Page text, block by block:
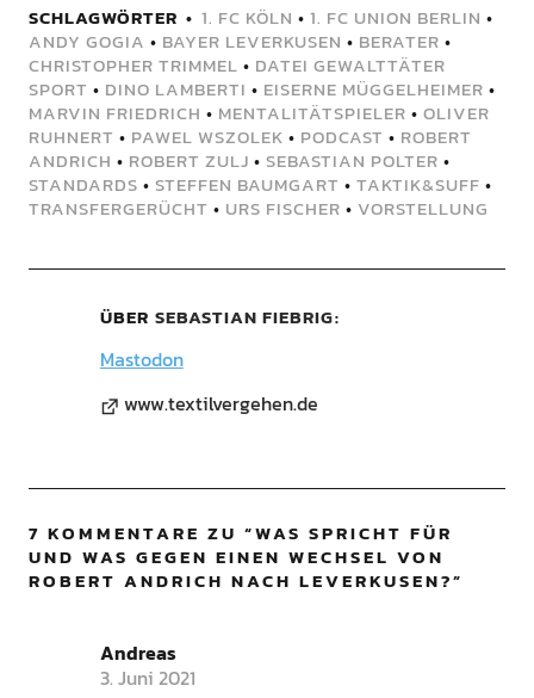
SCHLAGWÖRTER 1. FC KÖLN • 1. FC UNION BERLIN •
ANDY GOGIA • BAYER LEVERKUSEN • BERATER •
CHRISTOPHER TRIMMEL • DATEI GEWALTTÄTER
SPORT • DINO LAMBERTI • EISERNE MÜGGELHEIMER •
MARVIN FRIEDRICH • MENTALITÄTSPIELER • OLIVER
RUHNERT • PAWEL WSZOLEK • PODCAST • ROBERT
ANDRICH • ROBERT ZULJ • SEBASTIAN POLTER •
STANDARDS • STEFFEN BAUMGART • TAKTIK&SUFF •
TRANSFERGERÜCHT • URS FISCHER • VORSTELLUNG
ÜBER SEBASTIAN FIEBRIG
Mastodon
www.textilvergehen.de
7 KOMMENTARE ZU “WAS SPRICHT FÜR
UND WAS GEGEN EINEN WECHSEL VON
ROBERT ANDRICH NACH LEVERKUSEN?”
Andreas
3. Juni 2021